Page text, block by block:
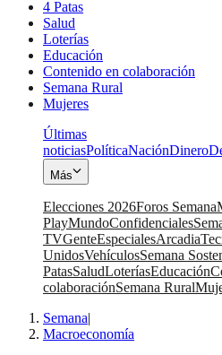
4 Patas
Salud
Loterías
Educación
Contenido en colaboración
Semana Rural
Mujeres
Últimas
noticiasPolíticaNaciónDinero
Más
Elecciones 2026Foros Semana
PlayMundoConfidenciales
TVGenteEspecialesArcadia
UnidosVehículosSemana
PatasSaludLoteríasEducación
colaboraciónSemana Rural
Semana|
Macroeconomía